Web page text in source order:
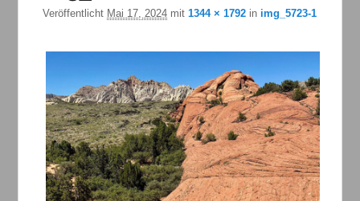
Veröffentlicht Mai 17, 2024 mit1344 × 1792 in img_5723-1